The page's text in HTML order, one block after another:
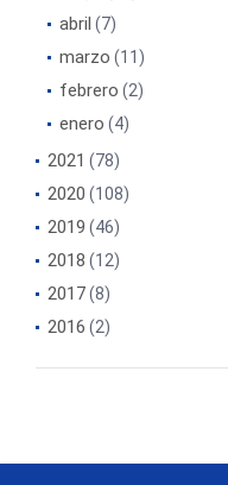
abril (7)
marzo (11)
febrero (2)
enero (4)
2021 (78)
2020 (108)
2019 (46)
2018 (12)
2017(8)
2016 (2)